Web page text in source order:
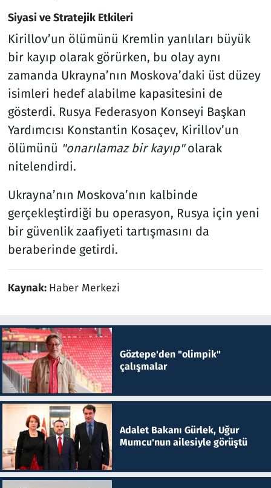
Siyasi ve Stratejik Etkileri
Kirillov’un ölümünü Kremlin yanlıları büyük
bir kayıp olarak görürken, bu olay aynı
zamanda Ukrayna’nın Moskova’daki üst düzey
isimleri hedef alabilme kapasitesini de
gösterdi. Rusya Federasyon Konseyi Başkan
Yardımcısı Konstantin Kosaçev, Kirillov’un
ölümünü "onarılamaz bir kayıp"olarak
nitelendirdi.
Ukrayna’nın Moskova’nın kalbinde
gerçekleştirdiği bu operasyon, Rusya için yeni
bir güvenlik zaafiyeti tartışmasını da
beraberinde getirdi.
Kaynak: Haber Merkezi
Göztepe'den "olimpik"
çalışmalar
Adalet Bakanı Gürlek, Uğur
Mumcu'nun ailesiyle görüştü